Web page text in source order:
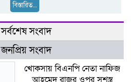
বিস্তারিত...
সর্বশেষ সংবাদ
জনপ্রিয় সংবাদ
খোকসায় বিএনপি নেতা নাফিজ